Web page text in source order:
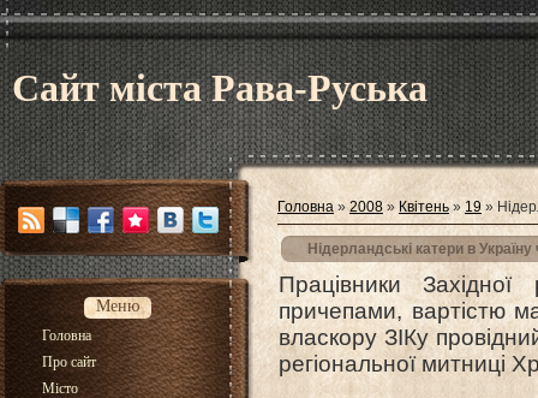
Сайт міста Рава-Руська
Меню
Головна
Про сайт
Місто
Головна » 2008 » Квітень » 19 »
Нідерландські катери в
Працівники
причепами, вартістю
власкору ЗІКу
регіональної митниці